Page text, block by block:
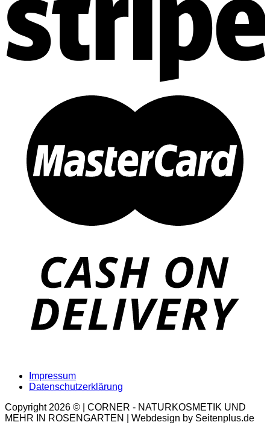
Impressum
Datenschutzerklärung
Copyright 2026 © | CORNER - NATURKOSMETIK UND
MEHR IN ROSENGARTEN | Webdesign by Seitenplus.de